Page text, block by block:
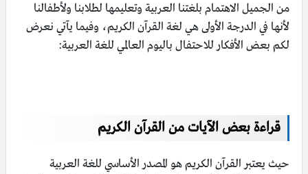
من الجميل الاهتمام بلغتنا العربية وتعليمها لطلابنا ولأطفالنا
لأنها في الدرجة الأولى هي لغة القرآن الكريم، وفيما يآتي نعرض
لكم بعض الأفكار للاحتفال باليوم العالمي للغة العربية:
قراءة بعض الآيات من القرآن الكريم
حيث يعتبر القرآن الكريم هو المصدر الأساسي للغة العربية